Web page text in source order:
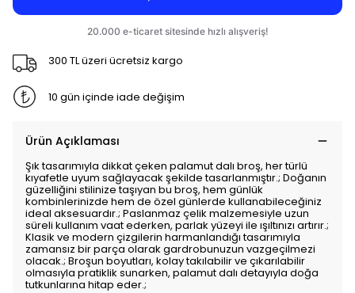
300 TL üzeri ücretsiz kargo
10 gün içinde iade değişim
Ürün Açıklaması
Şık tasarımıyla dikkat çeken palamut dalı broş, her türlü
kıyafetle uyum sağlayacak şekilde tasarlanmıştır.; Doğanın
güzelliğini stilinize taşıyan bu broş, hem günlük
kombinlerinizde hem de özel günlerde kullanabileceğiniz
ideal aksesuardır.; Paslanmaz çelik malzemesiyle uzun
süreli kullanım vaat ederken, parlak yüzeyi ile ışıltınızı artırır.;
Klasik ve modern çizgilerin harmanlandığı tasarımıyla
zamansız bir parça olarak gardrobunuzun vazgeçilmezi
olacak.; Broşun boyutları, kolay takılabilir ve çıkarılabilir
olmasıyla pratiklik sunarken, palamut dalı detayıyla doğa
tutkunlarına hitap eder.;